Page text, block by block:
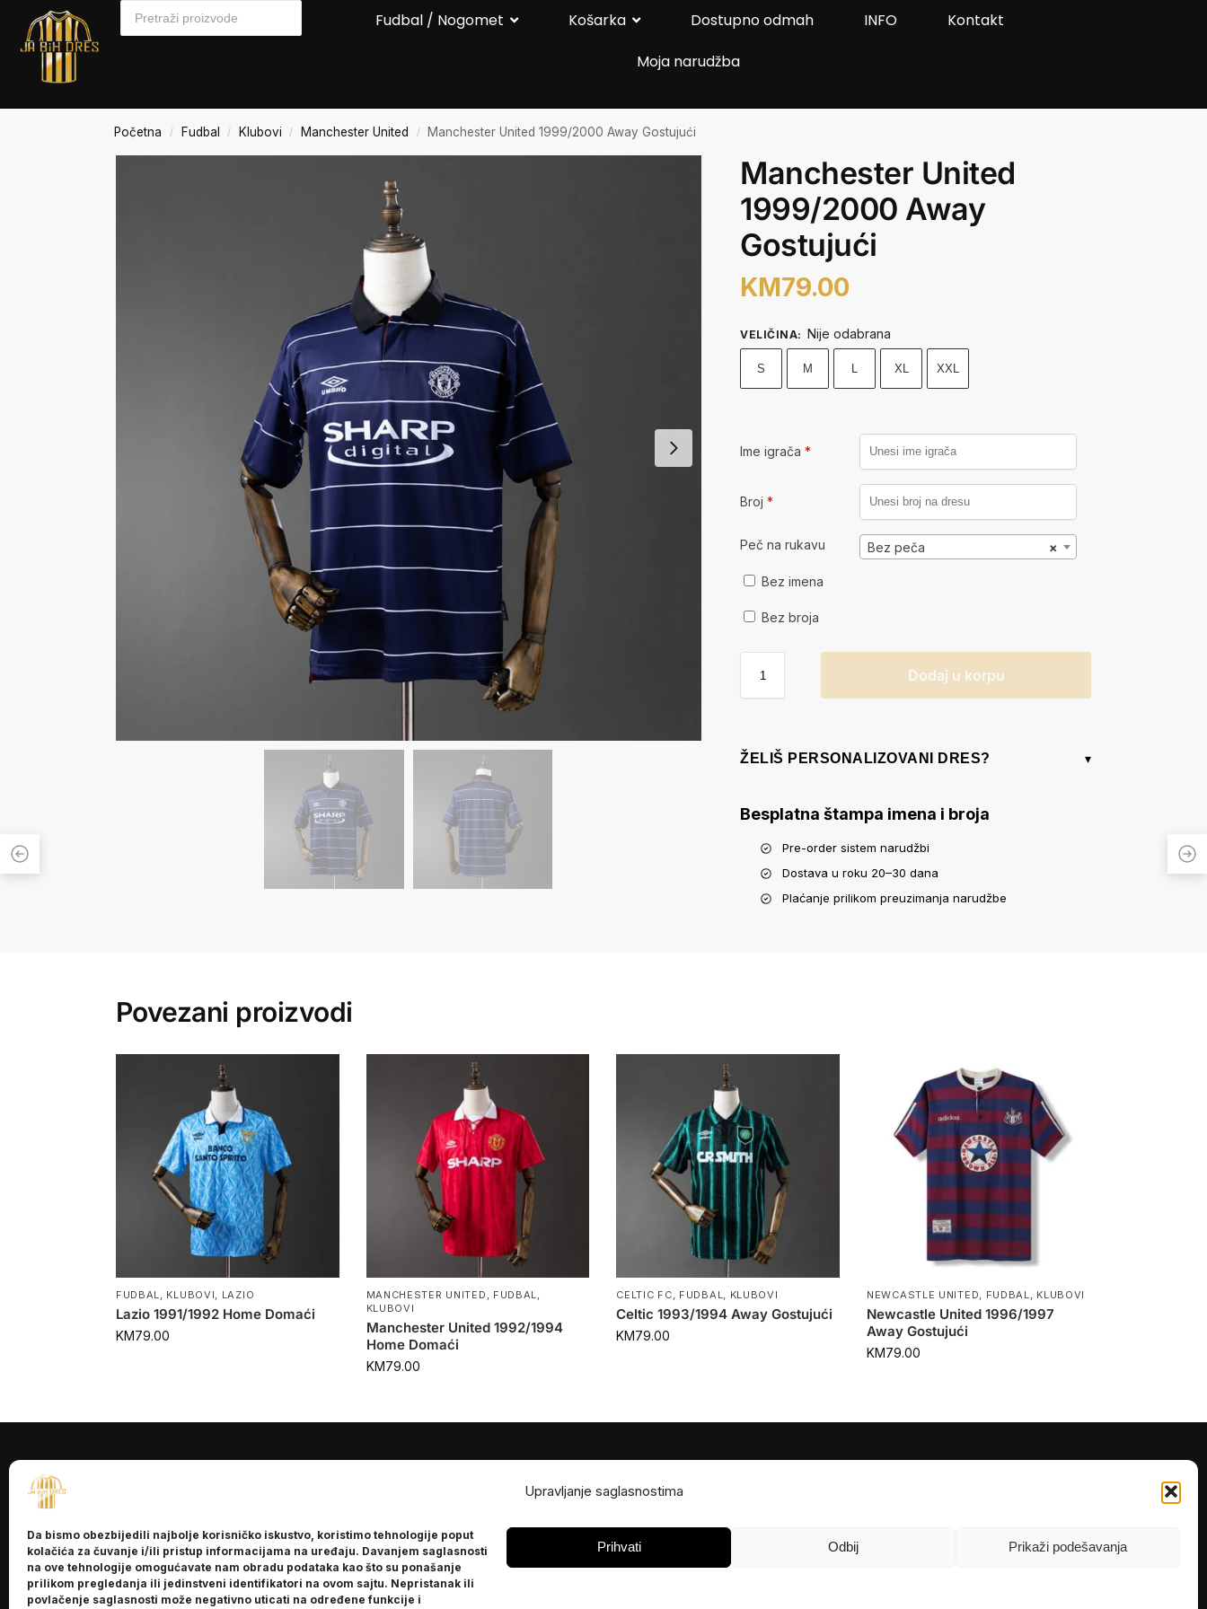
Upravljanje saglasnostima
Da bismo obezbijedili najbolje korisničko iskustvo, koristimo tehnologije poput
kolačića za čuvanje i/ili pristup informacijama na uređaju. Davanjem saglasnosti
na ove tehnologije omogućavate nam obradu podataka kao što su ponašanje
prilikom pregledanja ili jedinstveni identifikatori na ovom sajtu. Nepristanak ili
povlačenje saglasnosti može negativno uticati na određene funkcije i
Prihvati Odbij Prikaži podešavanja
Fudbal / Nogomet Košarka Dostupno odmah INFO
Kontakt
Moja narudžba
Početna / Fudbal / Klubovi / Manchester United / Manchester United 1999/2000 Away Gostujući
Manchester United
1999/2000 Away
Gostujući
KM79.00
VELIČINA: Nije odabrana
S M L XL XXL
Ime igrača*
Broj*
Peč na rukavu ×
Bez peča
Bez imena
Bez broja
Dodaj u korpu
ŽELIŠ PERSONALIZOVANI DRES? ▾
Besplatna štampa imena i broja
Pre-order sistem narudžbi
Dostava u roku 20–30 dana
Plaćanje prilikom preuzimanja narudžbe
Povezani proizvodi
FUDBAL KLUBOVI LAZIO
Lazio 1991/1992 Home Domaći
KM79.00
MANCHESTER UNITED FUDBAL
KLUBOVI
Manchester United 1992/1994
Home Domaći
KM79.00
CELTIC FC FUDBAL KLUBOVI
Celtic 1993/1994 Away Gostujući
KM79.00
NEWCASTLE UNITED FUDBAL KLUBOVI
Newcastle United 1996/1997
Away Gostujući
KM79.00
Kontakt
POMOĆ
Politika privatnosti